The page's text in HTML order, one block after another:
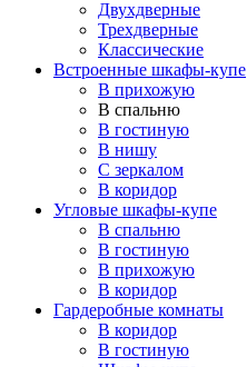
Двухдверные
Трехдверные
Классические
Встроенные шкафы-купе
В прихожую
В спальню
В гостиную
В нишу
С зеркалом
В коридор
Угловые шкафы-купе
В спальню
В гостиную
В прихожую
В коридор
Гардеробные комнаты
В коридор
В гостиную